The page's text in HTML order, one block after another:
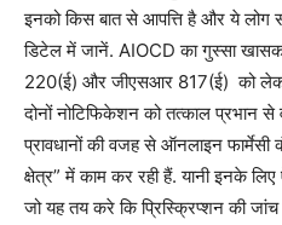
इनको किस बात से आपत्ति है और ये
डिटेल में जानें. AIOCD का गुस्सा
220(ई) और जीएसआर 817(ई) को
दोनों नोटिफिकेशन को तत्काल प्रभान से
प्रावधानों की वजह से ऑनलाइन
क्षेत्र” में काम कर रही हैं. यानी इनके
जो यह तय करे कि प्रिस्क्रिप्शन की